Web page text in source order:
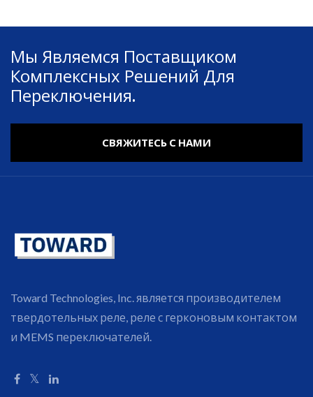
Мы Являемся Поставщиком
Комплексных Решений Для
Переключения.
СВЯЖИТЕСЬ С НАМИ
Toward Technologies, Inc. является производителем
твердотельных реле, реле с герконовым контактом
и MEMS переключателей.